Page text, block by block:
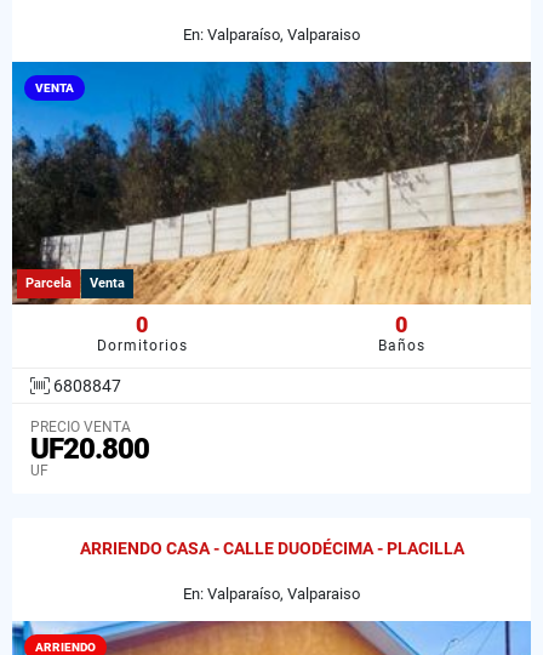
En: Valparaíso, Valparaiso
VENTA
Parcela Venta
0
Dormitorios
0
Baños
6808847
PRECIO VENTA
UF20.800
UF
ARRIENDO CASA - CALLE DUODÉCIMA - PLACILLA
En: Valparaíso, Valparaiso
ARRIENDO